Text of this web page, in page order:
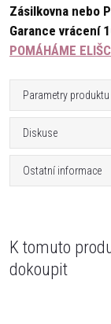
Zásilkovna nebo
Garance vrácení
POMÁHÁME
Parametry produktu
Diskuse
Ostatní informace
K tomuto
dokoupit